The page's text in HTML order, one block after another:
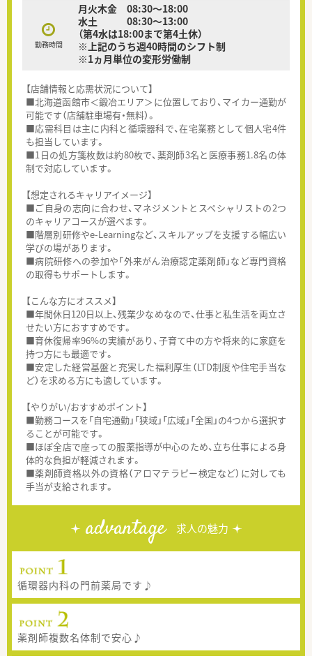
勤務時間
月火木金 08:30～18:00
水土 08:30～13:00
（第4水は18:00まで第4土休）
※上記のうち週40時間のシフト制
※1ヵ月単位の変形労働制
【店舗情報と応需状況について】
■北海道函館市＜鍛冶エリア＞に位置しており、マイカー通勤が
可能です（店舗駐車場有・無料）。
■応需科目は主に内科と循環器科で、在宅業務として個人宅4件
も担当しています。
■1日の処方箋枚数は約80枚で、薬剤師3名と医療事務1.8名の体
制で対応しています。
【想定されるキャリアイメージ】
■ご自身の志向に合わせ、マネジメントとスペシャリストの2つ
のキャリアコースが選べます。
■階層別研修やe-Learningなど、スキルアップを支援する幅広い
学びの場があります。
■病院研修への参加や「外来がん治療認定薬剤師」など専門資格
の取得もサポートします。
【こんな方にオススメ】
■年間休日120日以上、残業少なめなので、仕事と私生活を両立さ
せたい方におすすめです。
■育休復帰率96%の実績があり、子育て中の方や将来的に家庭を
持つ方にも最適です。
■安定した経営基盤と充実した福利厚生（LTD制度や住宅手当な
ど）を求める方にも適しています。
【やりがい/おすすめポイント】
■勤務コースを「自宅通勤」「狭域」「広域」「全国」の4つから選択す
ることが可能です。
■ほぼ全店で座っての服薬指導が中心のため、立ち仕事による身
体的な負担が軽減されます。
■薬剤師資格以外の資格（アロマテラピー検定など）に対しても
手当が支給されます。
advantage 求人の魅力
循環器内科の門前薬局です♪
薬剤師複数名体制で安心♪